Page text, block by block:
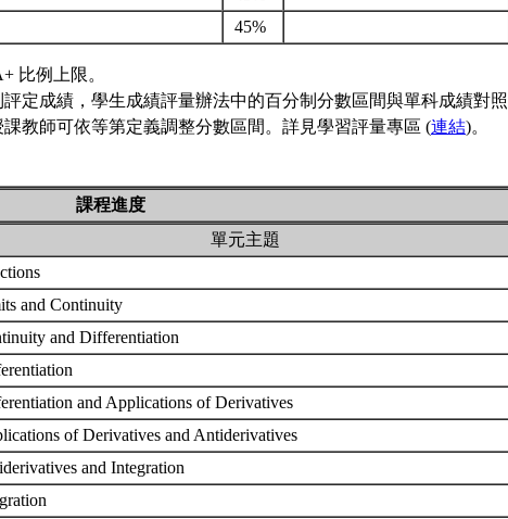
45%
比例上限。
定成績，學生成績評量辦法中的百分制分數區間與單科成績對照
教師可依等第定義調整分數區間。詳見學習評量專區 (連結)。
課程進度
單元主題
and Continuity
and Differentiation
and Applications of Derivatives
of Derivatives and Antiderivatives
and Integration